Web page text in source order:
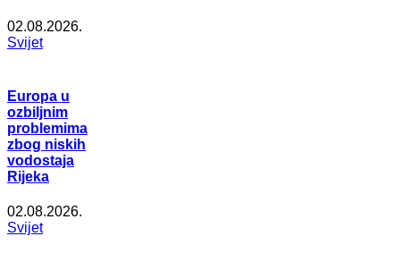
02.08.2026.
Svijet
Europa u
ozbiljnim
problemima
zbog niskih
vodostaja
Rijeka
02.08.2026.
Svijet